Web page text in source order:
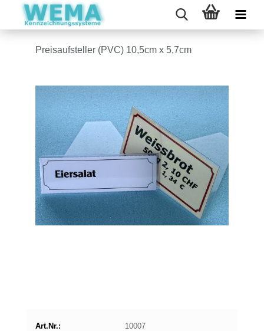
Preisaufsteller (PVC) 10,5cm x 5,7cm
Art.Nr.:
10007